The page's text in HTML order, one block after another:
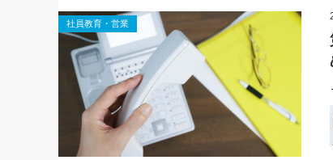
2026.08.7
相談15：銀行がやたらと固定金
利を勧めてきます！やはり固定
がよいのでしょうか！
2026.08.7
第153回「内需企業が
う間にグローバル成長
FOOD & LIFE
強い会社を築く ビジネス・クリニック
日本レーザー「人を大切にしながら利益
(3)
武器としてのM&A入門(3)
社長のための“儲かる通販”戦略視点(151)
継続経営 百話百行(85)
ロングセラーの玉手箱(9)
大復活＆快進撃！ユニバー
は(5)
最高の自分を表現する 成功イ
酒井光雄 成功事例に学ぶ繁
中国経済
事業承
きたいコ
会社と
深読み企
社員教育・営業